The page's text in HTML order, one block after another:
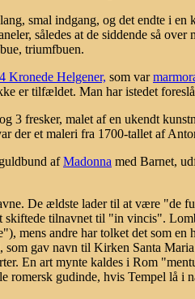
smal indgang, og det endte i
således at de siddende så
triumfbuen.
Kronede Helgener, som var
er tilfældet. Man har istedet
3 fresker, malet af en ukendt
der et maleri fra 1700-tallet af
afMadonna med Barnet,
De ældste lader til at være "de
skiftede tilnavnet til "in vincis".
mens andre har tolket det som
gav navn til Kirken Santa
En art mynte kaldes i Rom
gudinde, hvis Tempel lå i